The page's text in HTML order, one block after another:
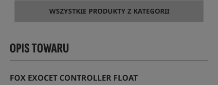
WSZYSTKIE PRODUKTY Z KATEGORII
OPIS TOWARU
FOX EXOCET CONTROLLER FLOAT